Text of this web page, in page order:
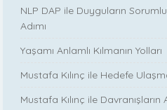
NLP DAP ile Duyguların
Adımı
Yaşamı Anlamlı Kılmanın Yolları
Mustafa Kılınç ile Hedefe
Mustafa Kılınç ile Davranışların